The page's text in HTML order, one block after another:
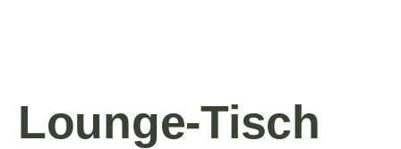
Lounge-Tisch